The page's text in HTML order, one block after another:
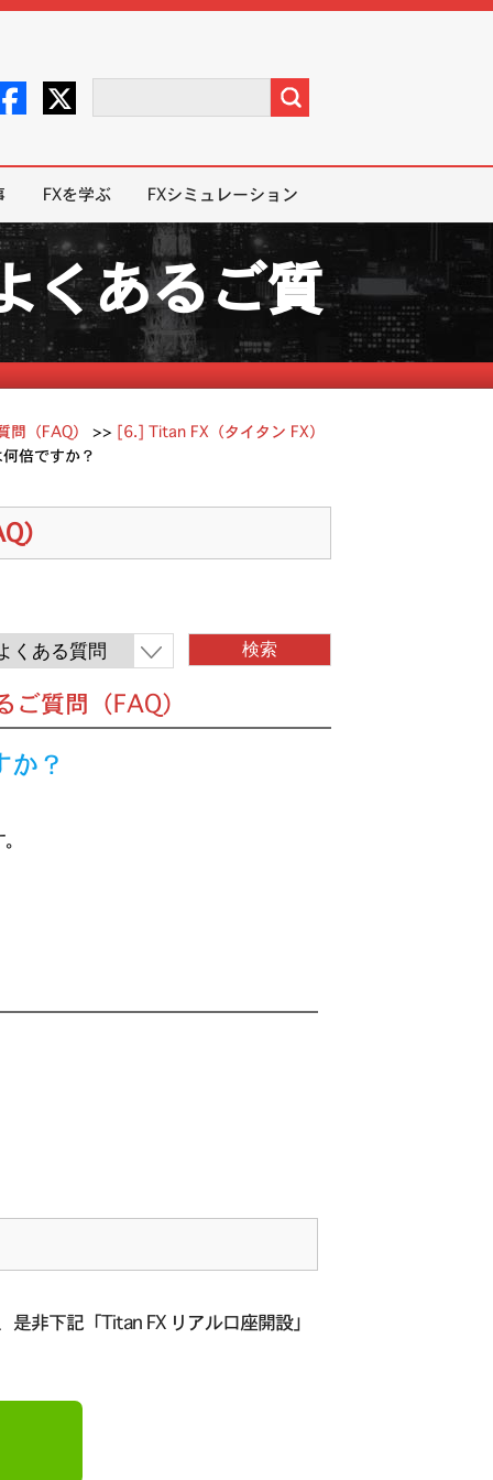
FXを学ぶ FXシミュレーション
くあるご質
（FAQ） >> [6.] Titan FX（タイタン FX）
倍ですか？
）
質問（FAQ）
？
非下記「Titan FX リアル口座開設」